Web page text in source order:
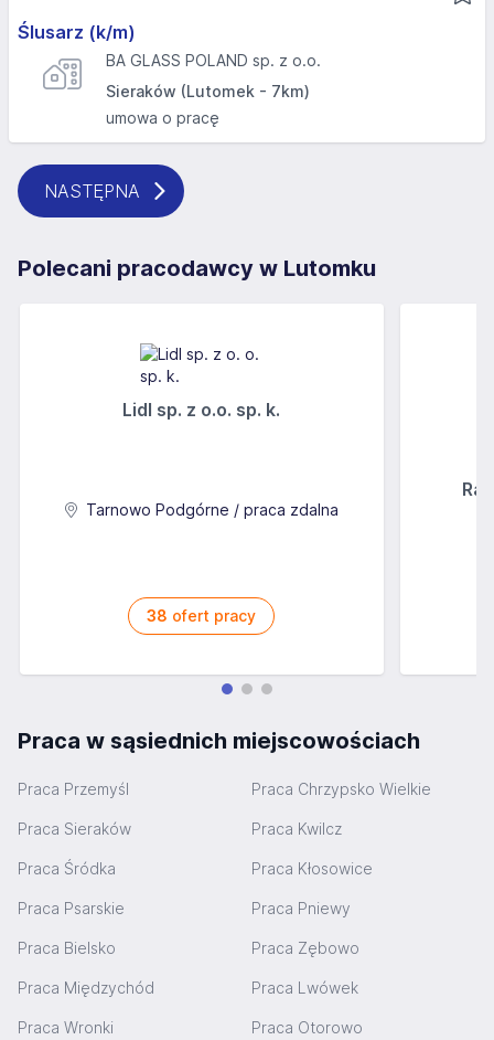
Ślusarz (k/m)
BA GLASS POLAND sp. z o.o.
Sieraków (Lutomek - 7km)
umowa o pracę
NASTĘPNA
Polecani pracodawcy w Lutomku
Lidl sp. z o.o. sp. k.
Tarnowo Podgórne / praca zdalna
38 ofert pracy
Praca w sąsiednich miejscowościach
Praca Przemyśl Praca Chrzypsko Wielkie
Praca Sieraków Praca Kwilcz
Praca Śródka Praca Kłosowice
Praca Psarskie Praca Pniewy
Praca Bielsko Praca Zębowo
Praca Międzychód Praca Lwówek
Praca Wronki Praca Otorowo